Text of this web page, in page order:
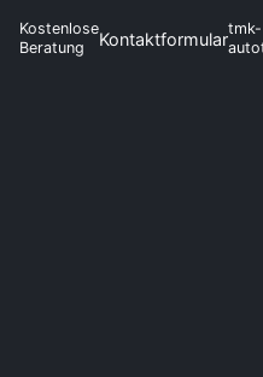
Kostenlose
Beratung
Kontaktformulartmk-